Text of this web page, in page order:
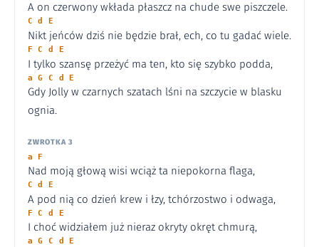
A on czerwony wkłada płaszcz na chude swe piszczele.
C d E
Nikt jeńców dziś nie będzie brał, ech, co tu gadać wiele.
F C d E
I tylko szansę przeżyć ma ten, kto się szybko podda,
a G C d E
Gdy Jolly w czarnych szatach lśni na szczycie w blasku
ognia.
ZWROTKA 3
a F
Nad moją głową wisi wciąż ta niepokorna flaga,
C d E
A pod nią co dzień krew i łzy, tchórzostwo i odwaga,
F C d E
I choć widziałem już nieraz okryty okręt chmurą,
a G C d E